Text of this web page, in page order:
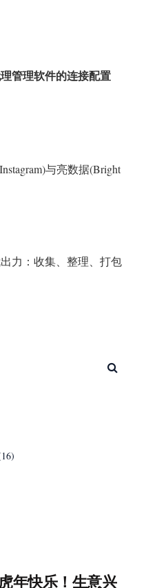
管理软件的连接配置
与亮数据(Bright
力：收集、整理、打包
年快乐！生意兴